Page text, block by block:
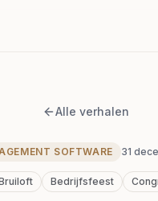
Alle verhalen
SOFTWARE 31
Bedrijfsfeest